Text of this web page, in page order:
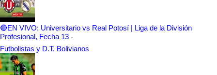
🔴EN VIVO: Universitario vs Real Potosí | Liga de la División
Profesional, Fecha 13 -
Futbolistas y D.T. Bolivianos